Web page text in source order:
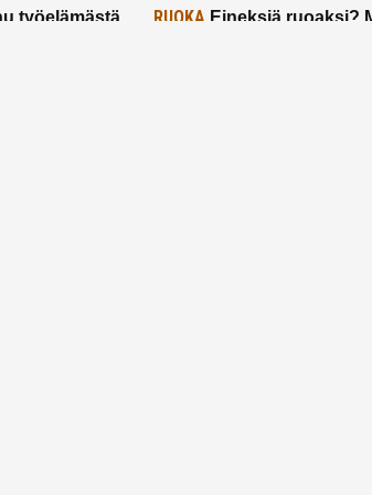
työelämästä
RUOKA Eineksiä ruoaksi?